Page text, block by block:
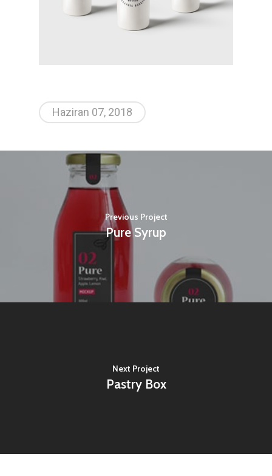
Haziran 07, 2018
Previous Project
Pure Syrup
Next Project
Pastry Box